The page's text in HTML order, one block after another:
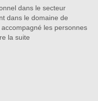
dans le secteur
dans le domaine de
les personnes
la suite